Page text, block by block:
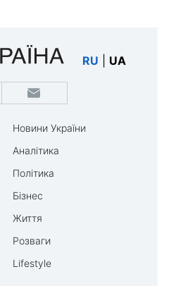
RU UA
Новини України
Аналітика
Політика
Бізнес
Життя
Розваги
Lifestyle